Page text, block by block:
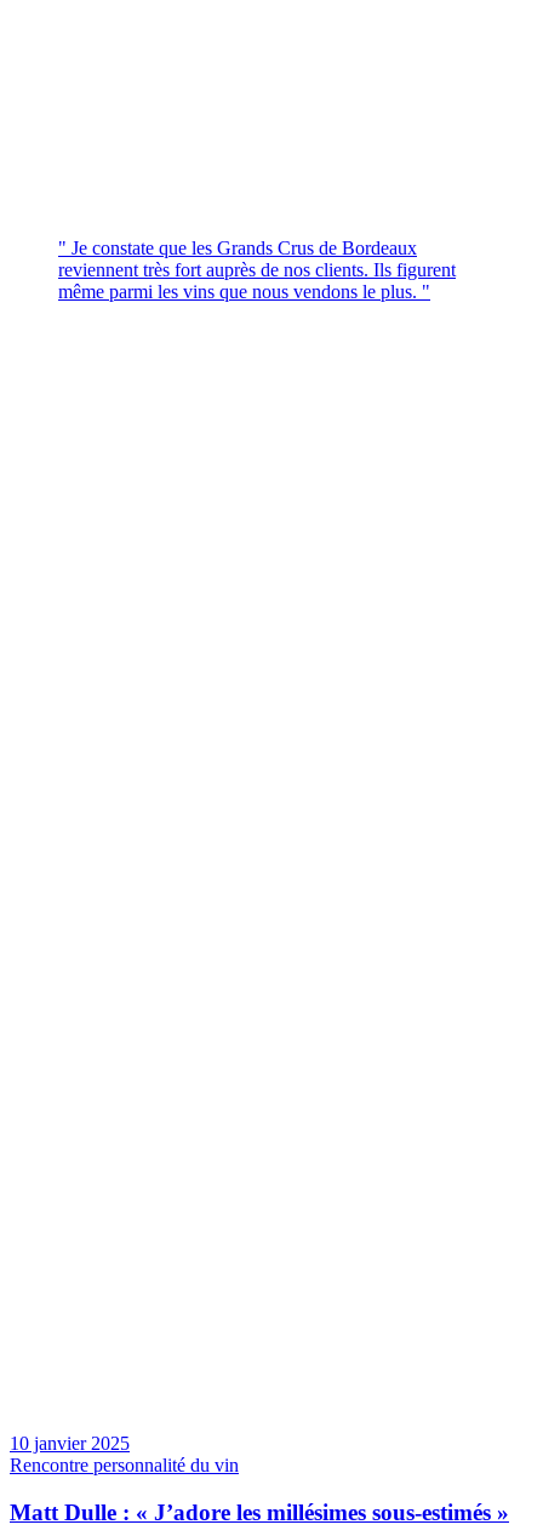
" Je constate que les Grands Crus de Bordeaux
reviennent très fort auprès de nos clients. Ils figurent
même parmi les vins que nous vendons le plus. "
10 janvier 2025
Rencontre personnalité du vin
Matt Dulle : « J’adore les millésimes sous-estimés »